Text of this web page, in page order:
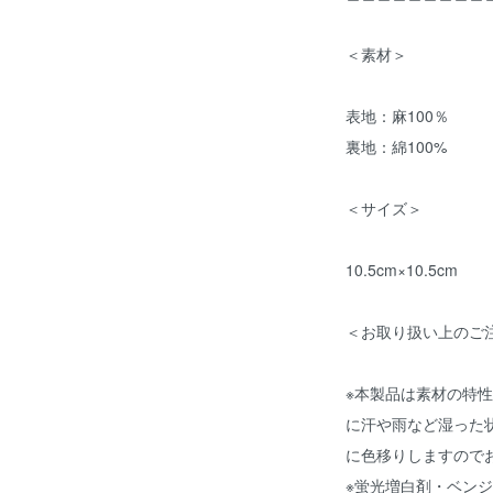
＜素材＞
表地：麻100％
裏地：綿100%
＜サイズ＞
10.5cm×10.5cm
＜お取り扱い上のご
※本製品は素材の特
に汗や雨など湿った
に色移りしますので
※蛍光増白剤・ベン